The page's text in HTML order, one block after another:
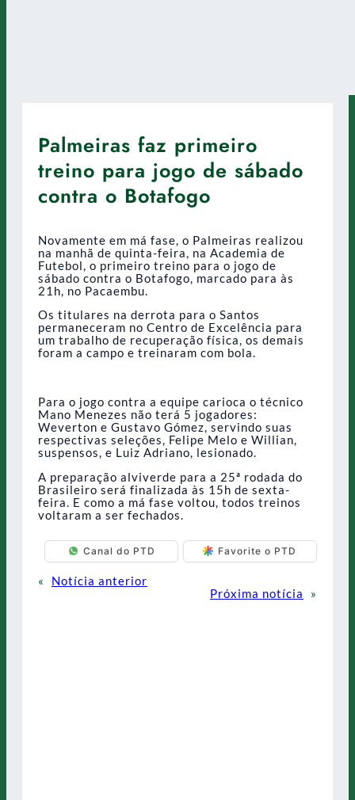
Palmeiras faz primeiro
treino para jogo de sábado
contra o Botafogo
Novamente em má fase, o Palmeiras realizou
na manhã de quinta-feira, na Academia de
Futebol, o primeiro treino para o jogo de
sábado contra o Botafogo, marcado para às
21h, no Pacaembu.
Os titulares na derrota para o Santos
permaneceram no Centro de Excelência para
um trabalho de recuperação física, os demais
foram a campo e treinaram com bola.
Para o jogo contra a equipe carioca o técnico
Mano Menezes não terá 5 jogadores:
Weverton e Gustavo Gómez, servindo suas
respectivas seleções, Felipe Melo e Willian,
suspensos, e Luiz Adriano, lesionado.
A preparação alviverde para a 25ª rodada do
Brasileiro será finalizada às 15h de sexta-
feira. E como a má fase voltou, todos treinos
voltaram a ser fechados.
Canal do PTD Favorite o PTD
«
Notícia anterior
Próxima notícia
»